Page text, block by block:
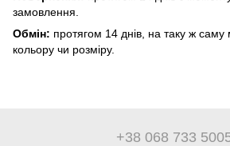
замовлення.
Обмін: протягом 14 днів, на таку ж саму
кольору чи розміру.
+38 068 733